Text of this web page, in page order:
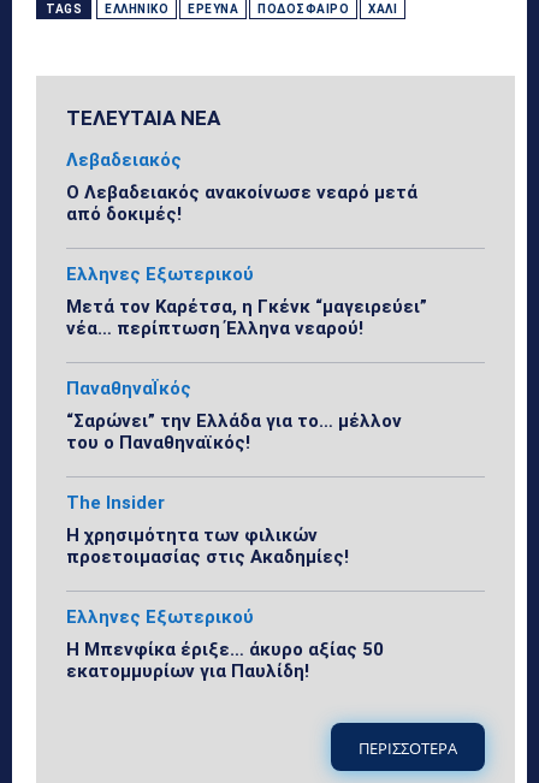
TAGS ΕΛΛΗΝΙΚΌ ΈΡΕΥΝΑ ΠΟΔΌΣΦΑΙΡΟ ΧΆΛΙ
ΤΕΛΕΥΤΑΙΑ ΝΕΑ
Λεβαδειακός
Ο Λεβαδειακός ανακοίνωσε νεαρό μετά
από δοκιμές!
Ελληνες Εξωτερικού
Μετά τον Καρέτσα, η Γκένκ “μαγειρεύει”
νέα… περίπτωση Έλληνα νεαρού!
ΠαναθηναΪκός
“Σαρώνει” την Ελλάδα για το… μέλλον
του ο Παναθηναϊκός!
The Insider
Η χρησιμότητα των φιλικών
προετοιμασίας στις Ακαδημίες!
Ελληνες Εξωτερικού
Η Μπενφίκα έριξε… άκυρο αξίας 50
εκατομμυρίων για Παυλίδη!
ΠΕΡΙΣΣΟΤΕΡΑ